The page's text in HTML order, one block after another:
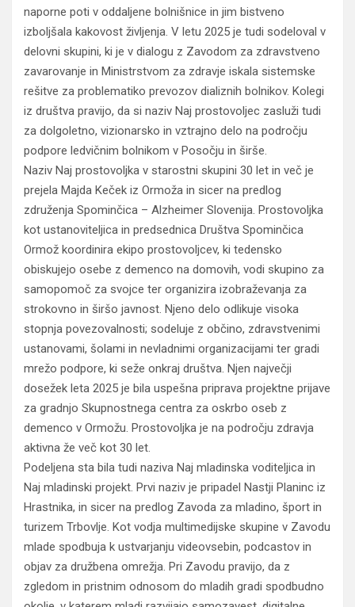
naporne poti v oddaljene bolnišnice in jim bistveno
izboljšala kakovost življenja. V letu 2025 je tudi sodeloval v
delovni skupini, ki je v dialogu z Zavodom za zdravstveno
zavarovanje in Ministrstvom za zdravje iskala sistemske
rešitve za problematiko prevozov dializnih bolnikov. Kolegi
iz društva pravijo, da si naziv Naj prostovoljec zasluži tudi
za dolgoletno, vizionarsko in vztrajno delo na področju
podpore ledvičnim bolnikom v Posočju in širše.
Naziv Naj prostovoljka v starostni skupini 30 let in več je
prejela Majda Keček iz Ormoža in sicer na predlog
združenja Spominčica – Alzheimer Slovenija. Prostovoljka
kot ustanoviteljica in predsednica Društva Spominčica
Ormož koordinira ekipo prostovoljcev, ki tedensko
obiskujejo osebe z demenco na domovih, vodi skupino za
samopomoč za svojce ter organizira izobraževanja za
strokovno in širšo javnost. Njeno delo odlikuje visoka
stopnja povezovalnosti; sodeluje z občino, zdravstvenimi
ustanovami, šolami in nevladnimi organizacijami ter gradi
mrežo podpore, ki seže onkraj društva. Njen največji
dosežek leta 2025 je bila uspešna priprava projektne prijave
za gradnjo Skupnostnega centra za oskrbo oseb z
demenco v Ormožu. Prostovoljka je na področju zdravja
aktivna že več kot 30 let.
Podeljena sta bila tudi naziva Naj mladinska voditeljica in
Naj mladinski projekt. Prvi naziv je pripadel Nastji Planinc iz
Hrastnika, in sicer na predlog Zavoda za mladino, šport in
turizem Trbovlje. Kot vodja multimedijske skupine v Zavodu
mlade spodbuja k ustvarjanju videovsebin, podcastov in
objav za družbena omrežja. Pri Zavodu pravijo, da z
zgledom in pristnim odnosom do mladih gradi spodbudno